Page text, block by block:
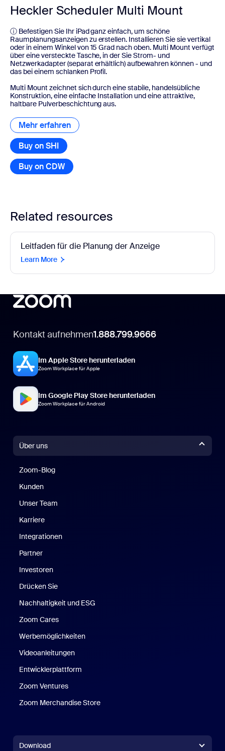
Heckler Scheduler Multi Mount
ⓘ Befestigen Sie Ihr iPad ganz einfach, um schöne
Raumplanungsanzeigen zu erstellen. Installieren Sie sie vertikal
oder in einem Winkel von 15 Grad nach oben. Multi Mount verfügt
über eine versteckte Tasche, in der Sie Strom- und
Netzwerkadapter (separat erhältlich) aufbewahren können - und
das bei einem schlanken Profil.
Multi Mount zeichnet sich durch eine stabile, handelsübliche
Konstruktion, eine einfache Installation und eine attraktive,
haltbare Pulverbeschichtung aus.
Mehr erfahren Mehr erfahren
Buy on SHI
Buy on CDW
Related resources
Leitfaden für die Planung der Anzeige
Learn More
Kontakt aufnehmen1.888.799.9666
Im Apple Store herunterladen
Zoom Workplace für Apple
Im Google Play Store herunterladen
Zoom Workplace für Android
Über uns
Zoom-Blog
Kunden
Unser Team
Karriere
Integrationen
Partner
Investoren
Drücken Sie
Nachhaltigkeit und ESG
Zoom Cares
Werbemöglichkeiten
Videoanleitungen
Entwicklerplattform
Zoom Ventures
Zoom Merchandise Store
Download